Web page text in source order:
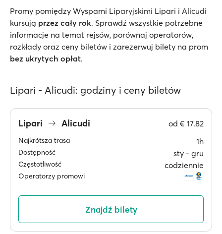
Promy pomiędzy Wyspami Liparyjskimi Lipari i Alicudi
kursują przez cały rok. Sprawdź wszystkie potrzebne
informacje na temat rejsów, porównaj operatorów,
rozkłady oraz ceny biletów i zarezerwuj bilety na prom
bez ukrytych opłat.
Lipari - Alicudi: godziny i ceny biletów
Lipari Alicudi od € 17.82
Najkrótsza trasa 1h
Dostępność sty ‐ gru
Częstotliwość codziennie
Operatorzy promowi
Znajdź bilety